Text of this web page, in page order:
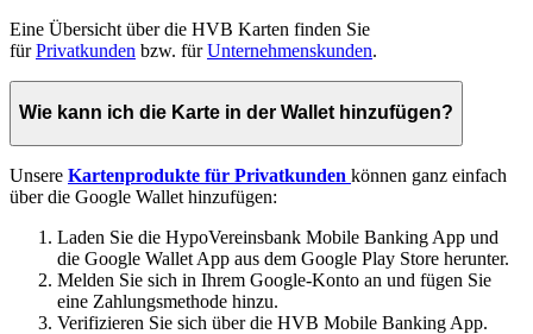
Eine Übersicht über die HVB Karten finden Sie
fürPrivatkunden bzw. fürUnternehmenskunden.
Wie kann ich die Karte in der Wallet hinzufügen?
Unsere Kartenprodukte für Privatkunden können ganz einfach
über die Google Wallet hinzufügen:
Laden Sie die HypoVereinsbank Mobile Banking App und
die Google Wallet App aus dem Google Play Store herunter.
Melden Sie sich in Ihrem Google-Konto an und fügen Sie
eine Zahlungsmethode hinzu.
Verifizieren Sie sich über die HVB Mobile Banking App.